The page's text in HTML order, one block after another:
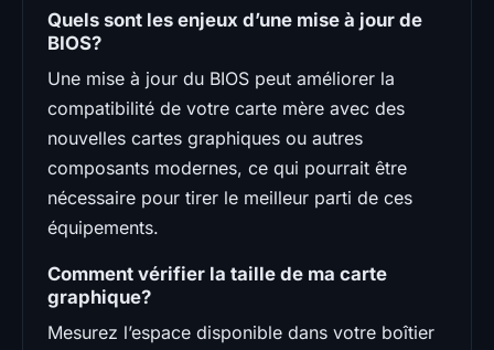
Quels sont les enjeux d’une mise à jour de
BIOS?
Une mise à jour du BIOS peut améliorer la
compatibilité de votre carte mère avec des
nouvelles cartes graphiques ou autres
composants modernes, ce qui pourrait être
nécessaire pour tirer le meilleur parti de ces
équipements.
Comment vérifier la taille de ma carte
graphique?
Mesurez l’espace disponible dans votre boîtier